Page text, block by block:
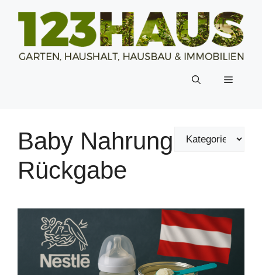
Inhalt
Menü
Baby Nahrung
Rückgabe